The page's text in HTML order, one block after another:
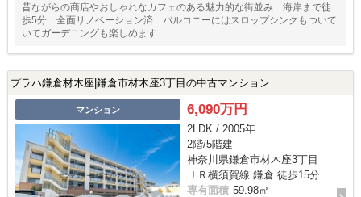
昔ながらの商店やおしゃれなカフェのある魅力的な街並み 海岸まで徒
歩5分 全面リノベーション済 バルコニーにはスロップシンクもついて
いてガーデニングも楽しめます
プラハ鎌倉材木座|鎌倉市材木座3丁目の中古マンション
マンション 6,090万円
2LDK / 2005年
2階/5階建
神奈川県鎌倉市材木座3丁目
ＪＲ横須賀線 鎌倉 徒歩15分
専有面積 59.98㎡